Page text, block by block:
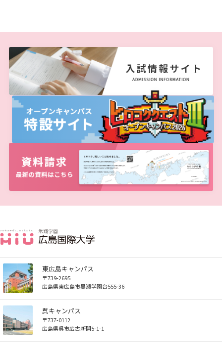
療・総合リハ・医療福祉・医療経営・看護）
カリキュラム・ポリシー（2016～2019年度心理・
薬・医療栄養）
カリキュラム・ポリシー（2015年度以前入学生）
カリキュラム・ポリシー（大学院対象）
大学院ディプロマ・ポリシー（2024年度入学生）
大学院ディプロマ・ポリシー（2021～2023年度入
学生）
大学院ディプロマ・ポリシー（2020年度以前入学
大学章と大学旗
UI（ユニバーシティ・アイデンティティ）
大学歌
学園・姉妹校のご案内
臨床教授制度について
自己点検・評価
大学機関別認証評価
薬学部薬学科の自己点検・評価について
理学療法士・作業療法士教員資格及び教育内容等の
自己評価書
大学院実践臨床心理学専攻 自己点検・評価報告書
大学院薬学研究科 自己点検・評価報告書
文部科学省への設置認可・届出書類・履行状況報
告書
高等教育の修学支援新制度
ガバナンス・コード
受講生授業アンケート結果
東広島キャンパス
呉キャンパス
基盤教育センター
基盤教育センターでの教育活動・概要
講座のご案内
入学予定者へのお知らせ
合格者の方へのメッセージ
感染予防にかかる抗体価検査について
ビジュランクラウド
専門職連携教育センター
広国IPEとは
広国IPEの授業について
広国IPE用語集
情報メディアラーニングセンター
情報端末の必携化について
ICTサポート
図書館概要
利用案内（学外利用者）
電子ブック・電子ジャーナルなど
電子ブックをさがす
電子ジャーナルをさがす
情報センター
東広島キャンパス
呉キャンパス
学内向け専用ページ
広国ポータルサイト
トレーニングルーム
連携・協定について
研究情報の公開について（オプトアウト）
広島国際大学Town＆Gownoffice東広島
健幸ステーション
広国市民大学
広国市民大学とは
広国市民大学（市民カレッジ）学生募集
広国市民大学（地域交流カレッジ）学生募集
しあわせ健康センター
大学見学・体験をご希望の方（一般の団体様）
地域連携に関するご意見募集
海外専門研修
東広島キャンパス
〒739-2695
広島県東広島市黒瀬学園台555-36
呉キャンパス
〒737-0112
広島県呉市広古新開5-1-1